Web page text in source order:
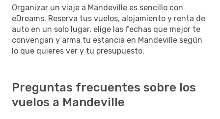
Organizar un viaje a Mandeville es sencillo con
eDreams. Reserva tus vuelos, alojamiento y renta de
auto en un solo lugar, elige las fechas que mejor te
convengan y arma tu estancia en Mandeville según
lo que quieres ver y tu presupuesto.
Preguntas frecuentes sobre los
vuelos a Mandeville